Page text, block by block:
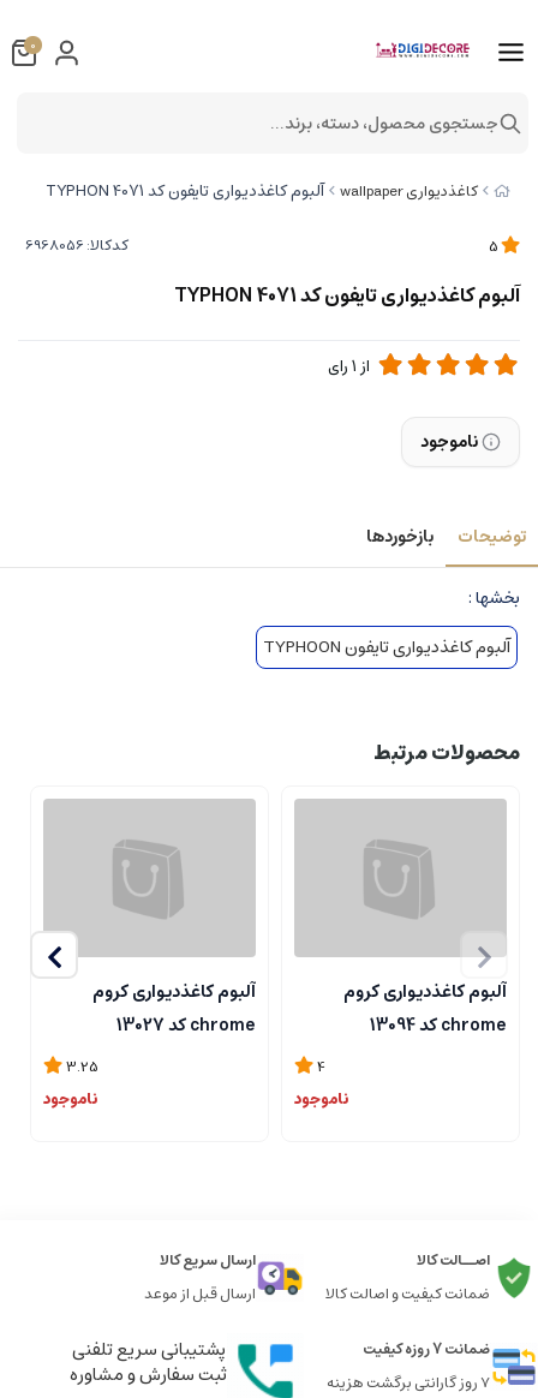
کاغذدیواری wallpaper آلبوم کاغذدیواری تایفون کد TYPHON 4071
کدکالا:
آلبوم کاغذدیواری تایفون کد TYPHON 4071
از 1رای
ناموجود
توضیحات بازخوردها
بخشها :
آلبوم کاغذدیواری تایفون TYPHOON
محصولات مرتبط
آلبوم کاغذدیواری کروم
chrome کد 13094
4
ناموجود
آلبوم کاغذدیواری کروم
chrome کد 13027
3.25
ناموجود
اصــالت کالا
ضمانت کیفیت و اصالت کالا
ارسال سریع کالا
ارسال قبل از موعد
ضمانت 7 روزه کیفیت
7 روز گارانتی برگشت هزینه
پشتیبانی سریع تلفنی
ثبت سفارش و مشاوره
0
جستجوی محصول، دسته، برند...